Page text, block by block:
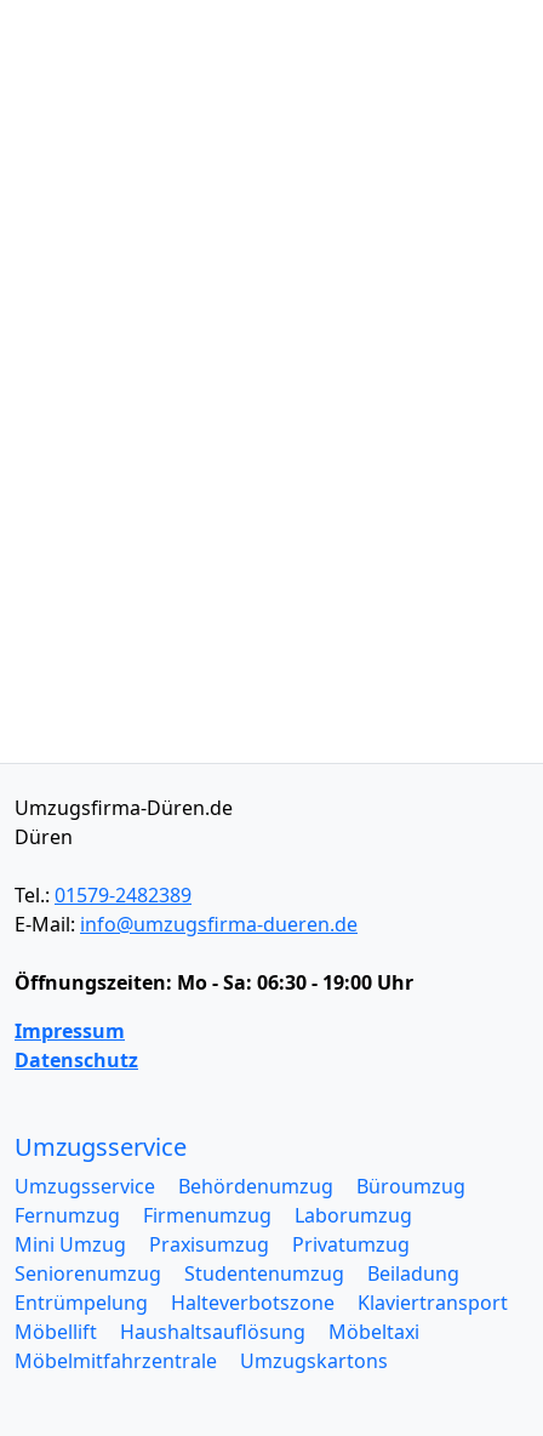
Umzugsfirma-Düren.de
Düren
Tel.: 01579-2482389
E-Mail: info@umzugsfirma-dueren.de
Öffnungszeiten: Mo - Sa: 06:30 - 19:00 Uhr
Impressum
Datenschutz
Umzugsservice
Umzugsservice Behördenumzug
Büroumzug
Fernumzug
Firmenumzug
Laborumzug
Mini Umzug
Praxisumzug
Privatumzug
Seniorenumzug
Studentenumzug
Beiladung
Entrümpelung
Halteverbotszone
Klaviertransport
Möbellift
Haushaltsauflösung
Möbeltaxi
Möbelmitfahrzentrale
Umzugskartons